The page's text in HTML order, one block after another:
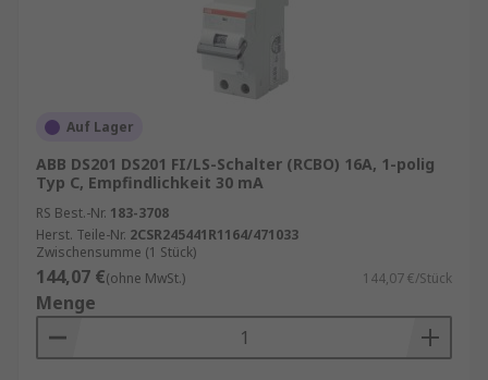
FI- und LS-Schalter kaufen
Unser Sortiment enthält Qualitätsprodukte von
Contactum
Eaton .
Informationen zur spätesten Bestelluhrzeit für
eine garantierte Lieferung am nächsten Werktag
sowie zum Mindestbestellwert für eine
kostenfreie Lieferung finden Sie auf der
jeweiligen Produktseite.
RS ist Ihr Ansprechpartner für
Beschaffungslösungen mit unserenRS
Auf Lager
ABB DS201 DS201 FI/LS-Schalter (RCBO) 16A, 1-polig
Typ C, Empfindlichkeit 30 mA
RS Best.-Nr. 183-3708
Herst. Teile-Nr. 2CSR245441R1164/471033
Zwischensumme (1 Stück)
144,07 €(ohne MwSt.) 144,07 €/Stück
Menge